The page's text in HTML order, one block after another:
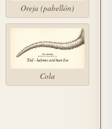
Oreja (pabellón)
Cola